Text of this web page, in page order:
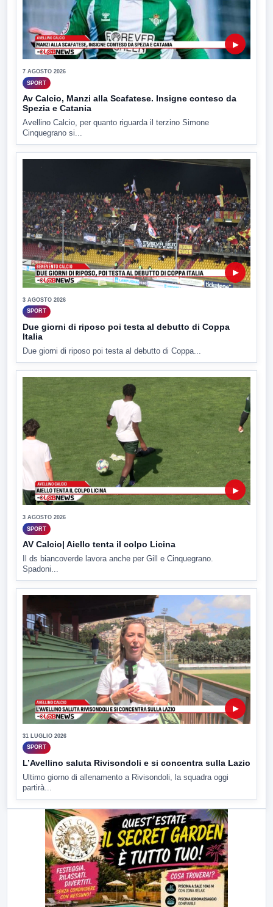
▶
7 AGOSTO 2026
SPORT
Av Calcio, Manzi alla Scafatese. Insigne conteso da
Spezia e Catania
Avellino Calcio, per quanto riguarda il terzino Simone
Cinquegrano si...
▶
3 AGOSTO 2026
SPORT
Due giorni di riposo poi testa al debutto di Coppa
Italia
Due giorni di riposo poi testa al debutto di Coppa...
▶
3 AGOSTO 2026
SPORT
AV Calcio| Aiello tenta il colpo Licina
Il ds biancoverde lavora anche per Gill e Cinquegrano.
Spadoni...
▶
31 LUGLIO 2026
SPORT
L’Avellino saluta Rivisondoli e si concentra sulla Lazio
Ultimo giorno di allenamento a Rivisondoli, la squadra oggi
partirà...